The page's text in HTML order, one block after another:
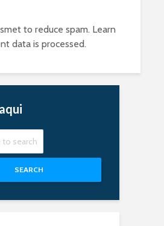
to reduce spam. Learn
data is processed.
SEARCH